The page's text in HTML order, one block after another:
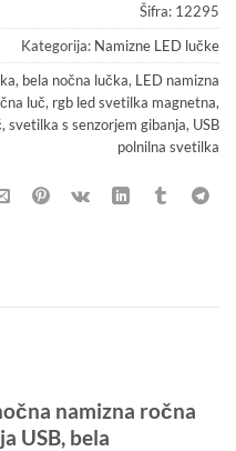
Šifra: 12295
Kategorija: Namizne LED lučke
, bela nočna lučka, LED namizna
luč, rgb led svetilka magnetna,
, svetilka s senzorjem gibanja, USB
polnilna svetilka
namizna ročna
USB, bela